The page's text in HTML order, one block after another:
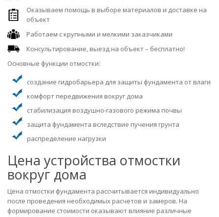
Оказываем помощь в выборе материалов и доставке на
объект
Работаем с крупными и мелкими заказчиками
Консультирование, выезд на объект – бесплатно!
Основные функции отмостки:
создание гидробарьера для защиты фундамента от влаги
комфорт передвижения вокруг дома
стабилизация воздушно-газового режима почвы
защита фундамента вследствие пучения грунта
распределение нагрузки
Цена устройства отмостки
вокруг дома
Цена отмостки фундамента рассчитывается индивидуально
после проведения необходимых расчетов и замеров. На
формирование стоимости оказывают влияние различные